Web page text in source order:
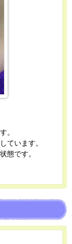
。
ています。
態です。